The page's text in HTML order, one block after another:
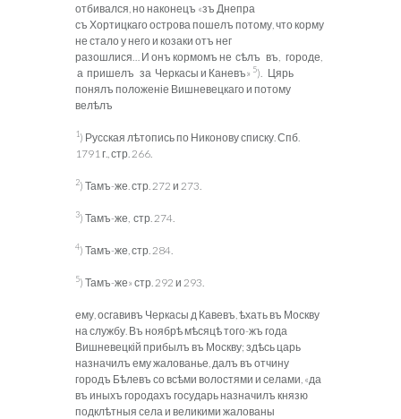
отбивался, но наконецъ «зъ Днепра
съ Хортицкаго острова пошелъ потому, что корму
не стало у него и козаки отъ нег
разошлися… И онъ кормомъ не сѣлъ въ, городе,
а пришелъ за Черкасы и Каневъ» 5). Цярь
понялъ положеніе Вишневецкаго и потому
велѣлъ
1) Русская лѣтопись по Никонову списку. Спб.
1791 г., стр. 266.
2) Тамъ-же. стр. 272 и 273.
3) Тамъ-же, стр. 274.
4) Тамъ-же, стр. 284.
5) Тамъ-же» стр. 292 и 293.
ему, осгавивъ Черкасы д Кавевъ, ѣхать въ Москву
на службу. Въ ноябрѣ мѣсяцѣ того-жъ года
Вишневецкій прибылъ въ Москву; здѣсь царь
назначилъ ему жалованье, далъ въ отчину
городъ Бѣлевъ со всѣми волостями и селами, «да
въ иныхъ городахъ государь назначилъ князю
подклѣтныя села и великими жалованы